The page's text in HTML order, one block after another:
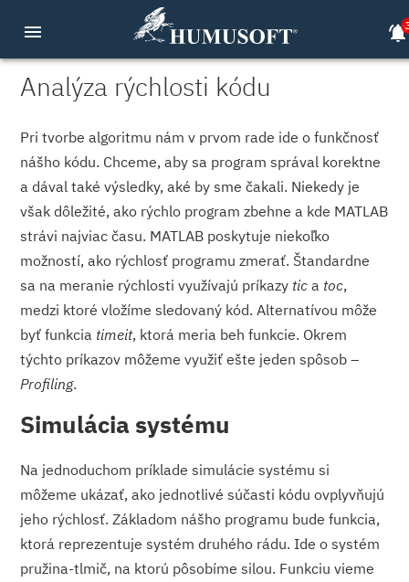
menu notifications_active
Analýza rýchlosti kódu
Pri tvorbe algoritmu nám v prvom rade ide o funkčnosť
nášho kódu. Chceme, aby sa program správal korektne
a dával také výsledky, aké by sme čakali. Niekedy je
však dôležité, ako rýchlo program zbehne a kde MATLAB
strávi najviac času. MATLAB poskytuje niekoľko
možností, ako rýchlosť programu zmerať. Štandardne
sa na meranie rýchlosti využívajú príkazy tic a toc,
medzi ktoré vložíme sledovaný kód. Alternatívou môže
byť funkcia timeit, ktorá meria beh funkcie. Okrem
týchto príkazov môžeme využiť ešte jeden spôsob –
Profiling.
Simulácia systému
Na jednoduchom príklade simulácie systému si
môžeme ukázať, ako jednotlivé súčasti kódu ovplyvňujú
jeho rýchlosť. Základom nášho programu bude funkcia,
ktorá reprezentuje systém druhého rádu. Ide o systém
pružina-tlmič, na ktorú pôsobíme silou. Funkciu vieme